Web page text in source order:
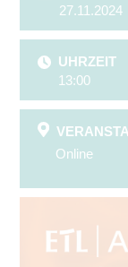
27.11.2024
UHRZEIT
13:00
Online